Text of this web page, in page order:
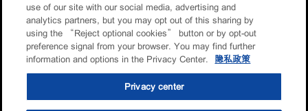
use of our site with our social media, advertising and
analytics partners, but you may opt out of this sharing by
using the “Reject optional cookies” button or by opt-out
preference signal from your browser. You may find further
information and options in the Privacy Center.
隐私政策
Privacy center